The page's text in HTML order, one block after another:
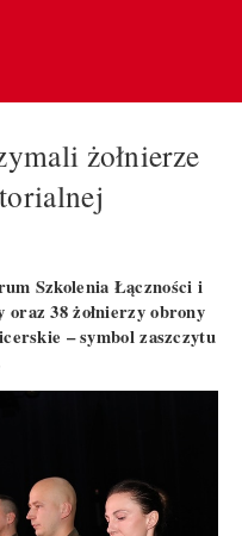
żołnierze
Szkolenia Łączności i
38 żołnierzy obrony
– symbol zaszczytu